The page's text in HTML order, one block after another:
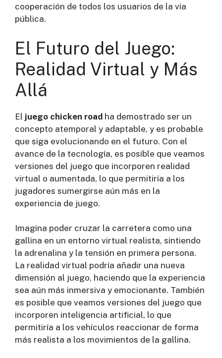
cooperación de todos los usuarios de la vía
pública.
El Futuro del Juego:
Realidad Virtual y Más
Allá
El juego chicken road ha demostrado ser un
concepto atemporal y adaptable, y es probable
que siga evolucionando en el futuro. Con el
avance de la tecnología, es posible que veamos
versiones del juego que incorporen realidad
virtual o aumentada, lo que permitiría a los
jugadores sumergirse aún más en la
experiencia de juego.
Imagina poder cruzar la carretera como una
gallina en un entorno virtual realista, sintiendo
la adrenalina y la tensión en primera persona.
La realidad virtual podría añadir una nueva
dimensión al juego, haciendo que la experiencia
sea aún más inmersiva y emocionante. También
es posible que veamos versiones del juego que
incorporen inteligencia artificial, lo que
permitiría a los vehículos reaccionar de forma
más realista a los movimientos de la gallina.